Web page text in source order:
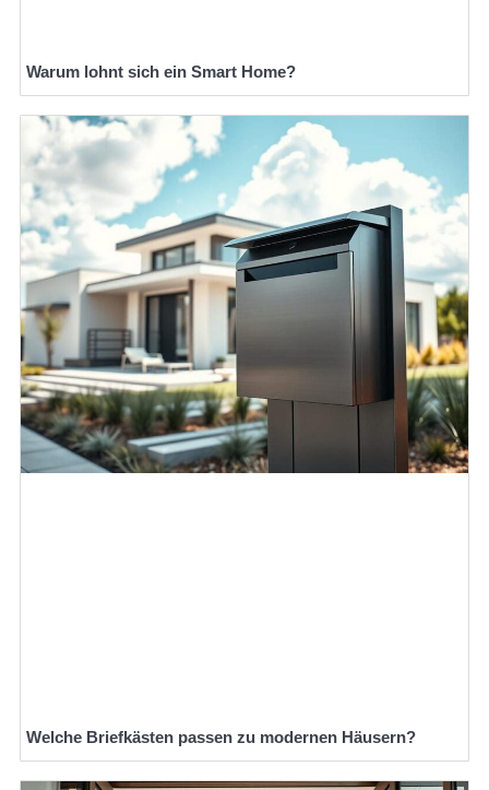
Warum lohnt sich ein Smart Home?
Welche Briefkästen passen zu modernen Häusern?